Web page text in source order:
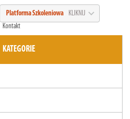
Platforma Szkoleniowa KLIKNIJ expand_more
Kontakt
KATEGORIE